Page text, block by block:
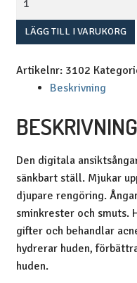
mängd
LÄGG TILL I VARUKORG
Artikelnr: 3102
Beskrivning
BESKRIVNING
Den digitala
sänkbart ställ. Mjukar
djupare rengöring.
sminkrester och smuts.
gifter och behandlar
hydrerar huden,
huden.